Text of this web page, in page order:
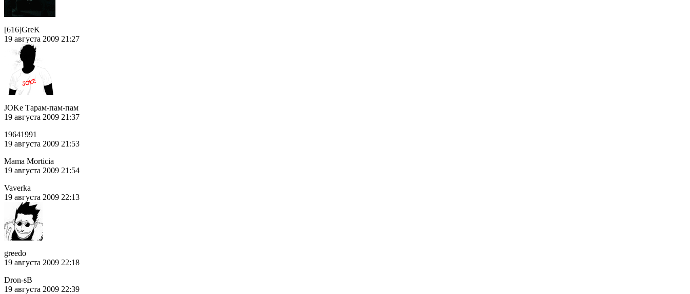
[616]GreK
19 августа 2009 21:27
JOKe Тарам-пам-пам
19 августа 2009 21:37
19641991
19 августа 2009 21:53
Mama Morticia
19 августа 2009 21:54
Vaverka
19 августа 2009 22:13
greedo
19 августа 2009 22:18
Dron-sB
19 августа 2009 22:39